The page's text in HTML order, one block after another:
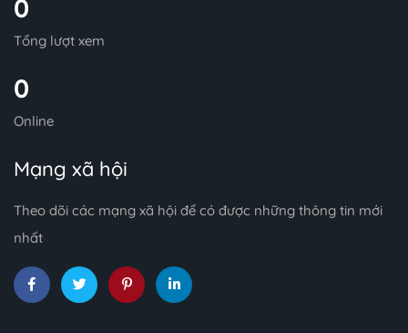
0
Tổng lượt xem
0
Online
Mạng xã hội
Theo dõi các mạng xã hội để có được những thông tin mới
nhất